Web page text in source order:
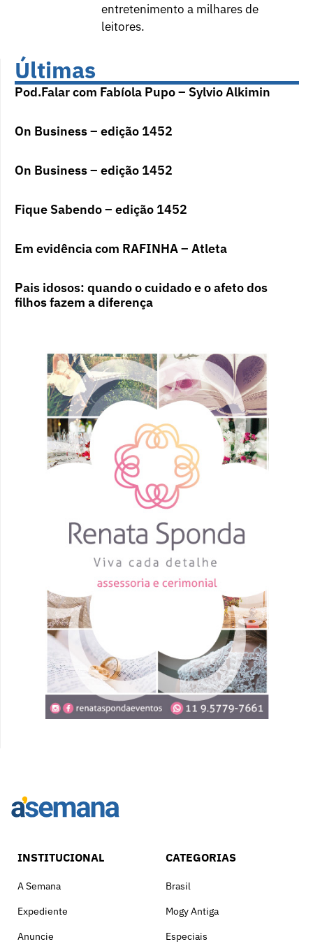
entretenimento a milhares de
leitores.
Últimas
Pod.Falar com Fabíola Pupo – Sylvio Alkimin
On Business – edição 1452
On Business – edição 1452
Fique Sabendo – edição 1452
Em evidência com RAFINHA – Atleta
Pais idosos: quando o cuidado e o afeto dos
filhos fazem a diferença
INSTITUCIONAL
A Semana
Expediente
Anuncie
CATEGORIAS
Brasil
Mogy Antiga
Especiais